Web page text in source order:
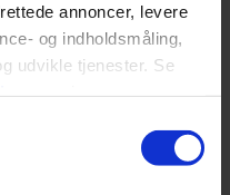
annoncer, levere
og indholdsmåling,
udvikle tjenester. Se
vores
trykke på "Privacy